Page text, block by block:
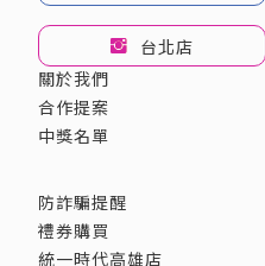
台北店
關於我們
合作提案
中獎名單
防詐騙提醒
禮券購買
統一時代高雄店